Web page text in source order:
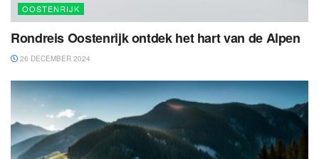
OOSTENRIJK
Rondreis Oostenrijk ontdek het hart van de Alpen
26 DECEMBER 2024